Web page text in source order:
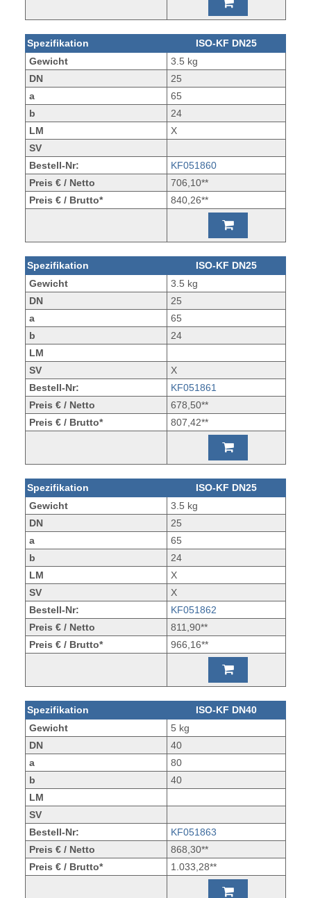
Spezifikation
ISO-KF DN25
Gewicht
3.5 kg
DN
25
a
65
b
24
LM
X
SV
Bestell-Nr:
KF051860
Preis € / Netto
706,10**
Preis € / Brutto*
840,26**
Spezifikation
ISO-KF DN25
Gewicht
3.5 kg
DN
25
a
65
b
24
LM
SV
X
Bestell-Nr:
KF051861
Preis € / Netto
678,50**
Preis € / Brutto*
807,42**
Spezifikation
ISO-KF DN25
Gewicht
3.5 kg
DN
25
a
65
b
24
LM
X
SV
X
Bestell-Nr:
KF051862
Preis € / Netto
811,90**
Preis € / Brutto*
966,16**
Spezifikation
ISO-KF DN40
Gewicht
5 kg
DN
40
a
80
b
40
LM
SV
Bestell-Nr:
KF051863
Preis € / Netto
868,30**
Preis € / Brutto*
1.033,28**